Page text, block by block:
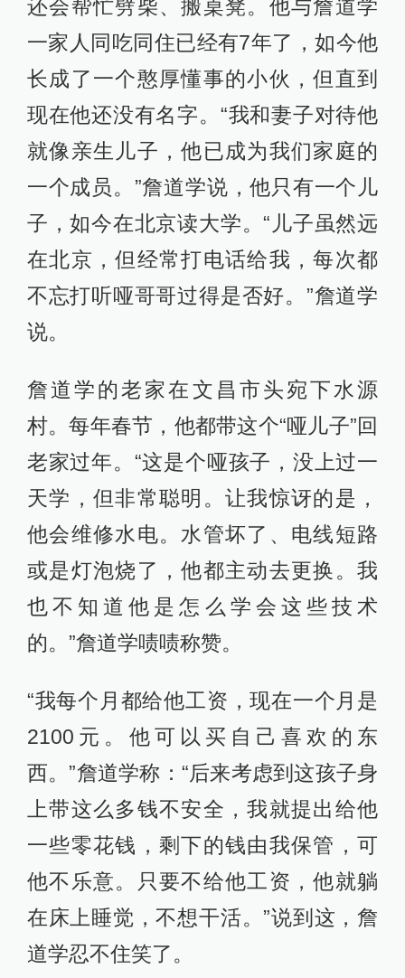
还会帮忙劈柴、搬桌凳。他与詹道学
一家人同吃同住已经有7年了，如今他
长成了一个憨厚懂事的小伙，但直到
现在他还没有名字。“我和妻子对待他
就像亲生儿子，他已成为我们家庭的
一个成员。”詹道学说，他只有一个儿
子，如今在北京读大学。“儿子虽然远
在北京，但经常打电话给我，每次都
不忘打听哑哥哥过得是否好。”詹道学
说。
詹道学的老家在文昌市头宛下水源
村。每年春节，他都带这个“哑儿子”回
老家过年。“这是个哑孩子，没上过一
天学，但非常聪明。让我惊讶的是，
他会维修水电。水管坏了、电线短路
或是灯泡烧了，他都主动去更换。我
也不知道他是怎么学会这些技术
的。”詹道学啧啧称赞。
“我每个月都给他工资，现在一个月是
2100元。他可以买自己喜欢的东
西。”詹道学称：“后来考虑到这孩子身
上带这么多钱不安全，我就提出给他
一些零花钱，剩下的钱由我保管，可
他不乐意。只要不给他工资，他就躺
在床上睡觉，不想干活。”说到这，詹
道学忍不住笑了。